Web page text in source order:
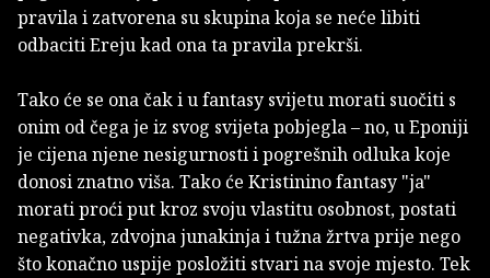
pravila i zatvorena su skupina koja se neće libiti
odbaciti Ereju kad ona ta pravila prekrši.
Tako će se ona čak i u fantasy svijetu morati suočiti s
onim od čega je iz svog svijeta pobjegla – no, u Eponiji
je cijena njene nesigurnosti i pogrešnih odluka koje
donosi znatno viša. Tako će Kristinino fantasy "ja"
morati proći put kroz svoju vlastitu osobnost, postati
negativka, zdvojna junakinja i tužna žrtva prije nego
što konačno uspije posložiti stvari na svoje mjesto. Tek